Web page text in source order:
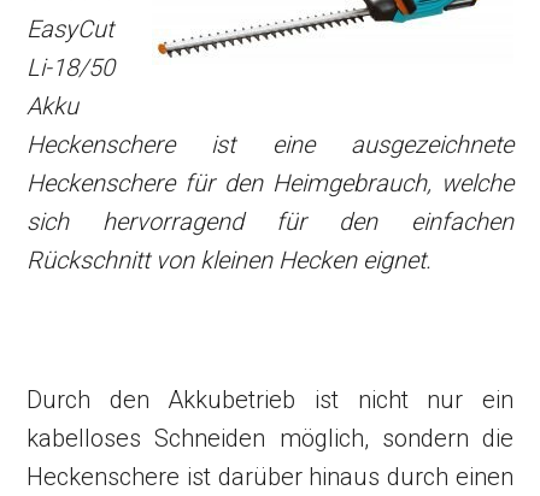
EasyCut
Li-18/50
Akku
Heckenschere ist eine ausgezeichnete
Heckenschere für den Heimgebrauch, welche
sich hervorragend für den einfachen
Rückschnitt von kleinen Hecken eignet.
Durch den Akkubetrieb ist nicht nur ein
kabelloses Schneiden möglich, sondern die
Heckenschere ist darüber hinaus durch einen